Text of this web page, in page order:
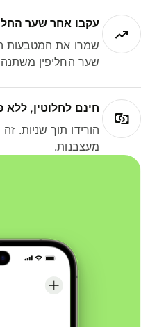
עקבו אחר שער
שמרו את המטבעות
שער החליפין משתנה
חינם לחלוטין, ללא
הורידו תוך שניות. זה
מעצבנות.